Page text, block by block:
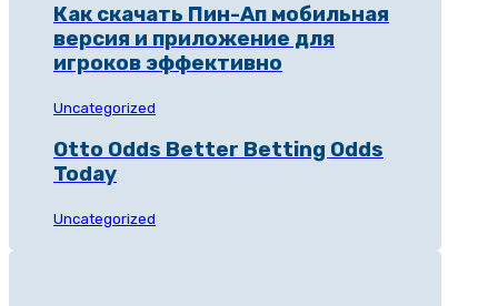
Как скачать Пин-Ап мобильная
версия и приложение для
игроков эффективно
Uncategorized
Otto Odds Better Betting Odds
Today
Uncategorized